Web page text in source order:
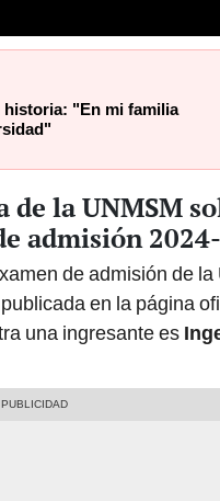
historia: "En mi familia
de la UNMSM
admisión
de admisión de
en la página
una ingresante es